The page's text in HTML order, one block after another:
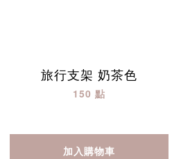
旅行支架 奶茶色
150 點
加入購物車